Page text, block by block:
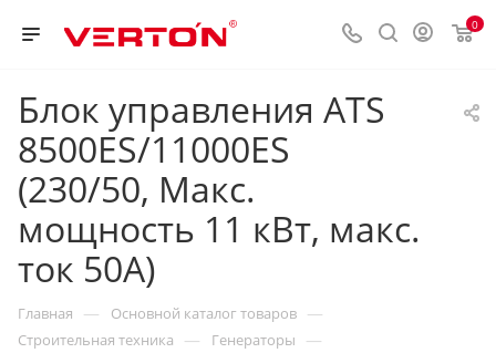
0
Блок управления ATS
8500ES/11000ES
(230/50, Макс.
мощность 11 кВт, макс.
ток 50А)
Главная — Основной каталог товаров —
Строительная техника — Генераторы —